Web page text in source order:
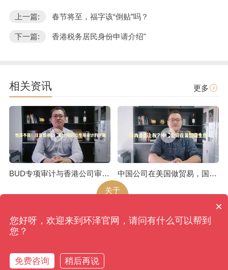
上一篇: 春节将至，福字该“倒贴”吗？
下一篇: 香港税务居民身份申请介绍"
相关资讯 更多
BUD专项审计与香港公司审计是不一样的
中国公司在美国做贸易，国内是否上税呢
关于
环泽版权所有
网站地图
香港、成都、北京、上海、广州、南京、昆明、武汉...
×
您好呀，欢迎来到环泽官网，请问有什么可以帮到
您？
免费咨询 稍后再说